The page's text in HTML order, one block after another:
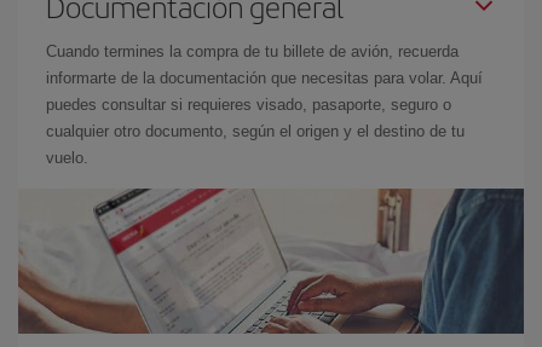
Cuando termines la compra de tu billete de avión, recuerda
informarte de la documentación que necesitas para volar. Aquí
puedes consultar si requieres visado, pasaporte, seguro o
cualquier otro documento, según el origen y el destino de tu
vuelo.